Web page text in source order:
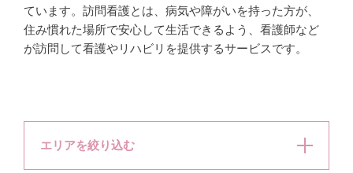
ています。訪問看護とは、病気や障がいを持った方が、
住み慣れた場所で安心して生活できるよう、看護師など
が訪問して看護やリハビリを提供するサービスです。
エリアを絞り込む